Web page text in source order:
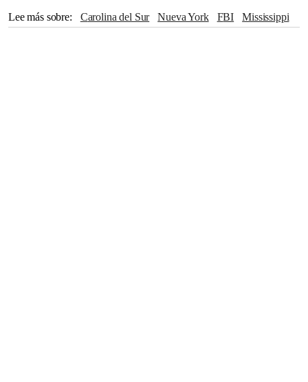
Lee más sobre
Carolina del Sur Nueva York FBI
Mississippi